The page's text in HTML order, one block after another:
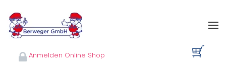
Skip to main content
Anmelden Online Shop